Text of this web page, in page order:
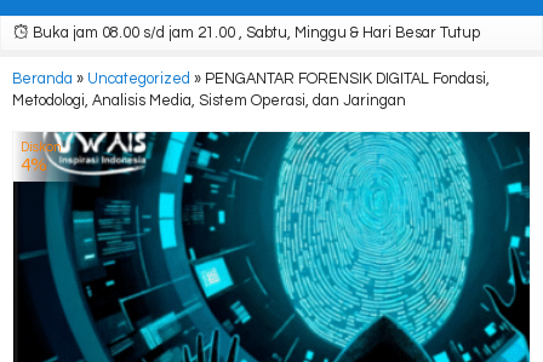
Buka jam 08.00 s/d jam 21.00 , Sabtu, Minggu & Hari Besar Tutup
Beranda » Uncategorized » PENGANTAR FORENSIK DIGITAL Fondasi,
Metodologi, Analisis Media, Sistem Operasi, dan Jaringan
Diskon
4%